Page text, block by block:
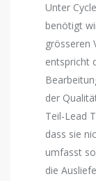
Unter
benötigt
grösseren
entspricht
der
Teil-Lead
dass sie
umfasst
die